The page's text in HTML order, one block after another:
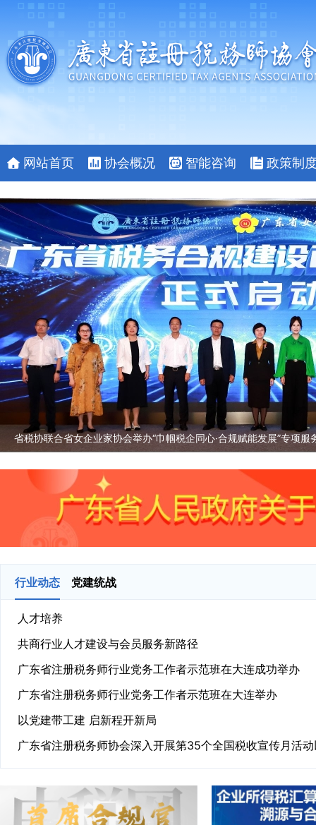
网站首页 协会概况 智能咨询 政策制
省税协联合省女企业家协会举办“巾帼税企同心·合规赋能发展”专项服
行业动态 党建统战
人才培养
共商行业人才建设与会员服务新路径
广东省注册税务师行业党务工作者示范班在大连成功举办
广东省注册税务师行业党务工作者示范班在大连举办
以党建带工建 启新程开新局